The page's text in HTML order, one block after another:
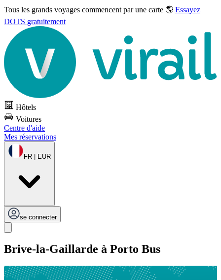
Tous les grands voyages commencent par une carte 🌎 Essayez
DOTS gratuitement
Hôtels
Voitures
Centre d'aide
Mes réservations
FR | EUR
se connecter
Brive-la-Gaillarde à Porto Bus